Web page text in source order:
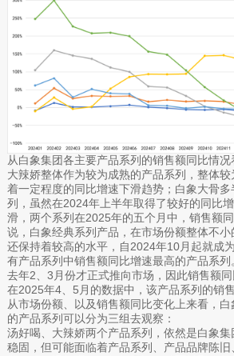
从白象集团各主要产品系列的销售额同比情
大辣娇整体作为较为成熟的产品系列，整体
着一定程度的同比增速下滑趋势；白象大骨
列，虽然在2024年上半年取得了较好的同比
滑，两个系列在2025年的五个月中，销售额
说，白象经典系列产品，在市场份额整体不
还保持着较高的水平，自2024年10月起就成
有产品系列中销售额同比增速最高的产品系
去年2、3月份才正式推向市场，因此销售额
在2025年4、5月的数据中，该产品系列的销
从市场份额、以及销售额同比变化上来看，
的产品系列可以分为三组去观察：
汤好喝、大辣娇两个产品系列，依然是白象
稳固，但可能面临着产品系列、产品品牌陈